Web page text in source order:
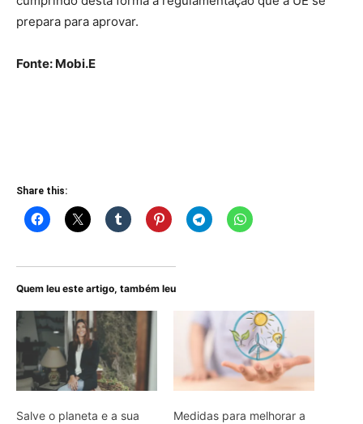
prepara para aprovar.
Fonte: Mobi.E
Share this:
Quem leu este artigo, também leu
Salve o planeta e a sua
Medidas para melhorar a